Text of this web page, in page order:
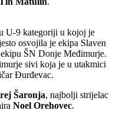
U-9 kategoriji u kojoj je
osvojila je ekipa Slaven
ŠN Donje Međimurje.
sivi koja je u utakmici
Đurđevac.
Šaronja, najbolji strijelac
Noel Orehovec.